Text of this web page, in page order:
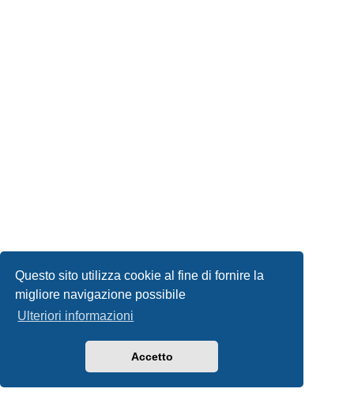
Questo sito utilizza cookie al fine di fornire la
migliore navigazione possibile
Ulteriori informazioni
Accetto